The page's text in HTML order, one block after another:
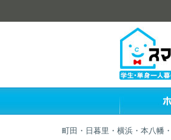
町田・日暮里・横浜・本八幡